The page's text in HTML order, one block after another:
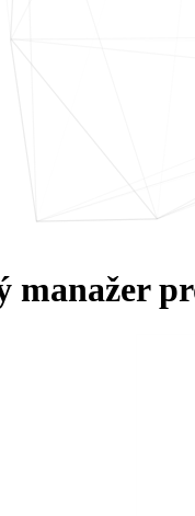
manažer